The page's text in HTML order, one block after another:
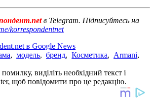
в Telegram. Підписуйтесь на
korrespondentnet
в Google News
, модель, бренд, Косметика, Armani,
виділіть необхідний текст і
щоб повідомити про це редакцію.